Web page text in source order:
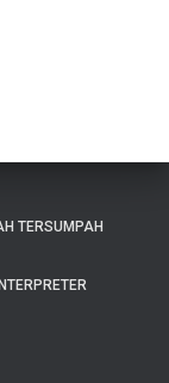
TERSUMPAH